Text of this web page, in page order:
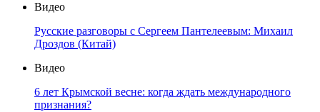
Видео
Русские разговоры с Сергеем Пантелеевым: Михаил
Дроздов (Китай)
Видео
6 лет Крымской весне: когда ждать международного
признания?